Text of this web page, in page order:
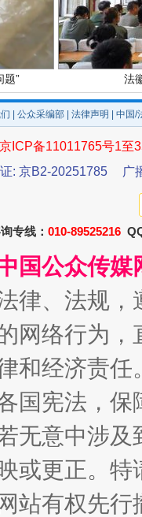
题” 法
公众采编部 法律声明 | 中国
京ICP备11011765号1至
: 京B2-20251785
广
专线： 010-89525216
国公众传
律、法规
网络行为
和经济责
国宪法，
无意中涉
或更正。
站有权先